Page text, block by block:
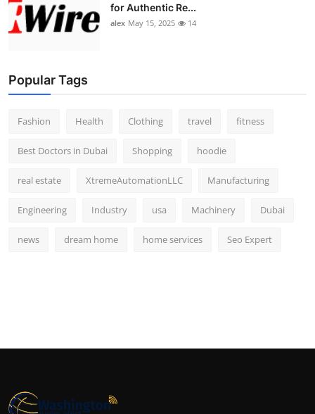
for Authentic Re...
alex May 15, 2025 14
Popular Tags
Fashion Health Clothing travel fitness
Best Doctors in Dubai Shopping hoodie
real estate XtremeAutomationLLC Manufacturing
Engineering Industry usa Machinery Dubai
news dream home home services Seo Expert